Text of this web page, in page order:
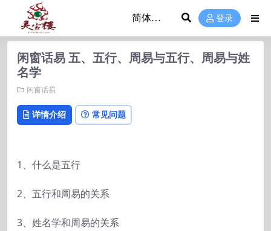
登录
闲窗话易 五、五行、周易与五行、周易与姓
名学
闲窗话易
详情介绍 常见问题
1、什么是五行
2、五行和周易的关系
3、姓名学和周易的关系